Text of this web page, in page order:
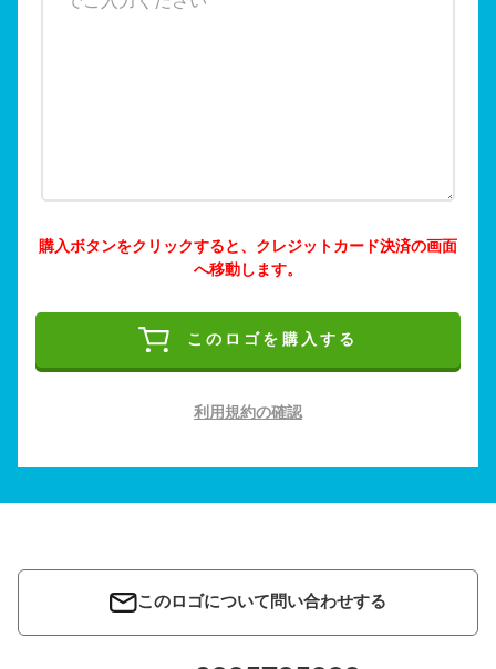
購入ボタンをクリックすると、クレジットカード決済の画面
へ移動します。
このロゴを購入する
利用規約の確認
このロゴについて問い合わせする